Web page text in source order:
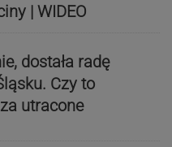
| WIDEO
dostała radę
Czy to
utracone